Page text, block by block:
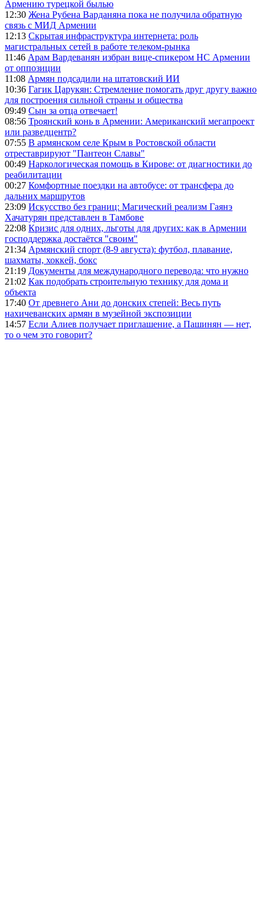
Армению турецкой былью
12:30 Жена Рубена Варданяна пока не получила обратную
связь с МИД Армении
12:13 Скрытая инфраструктура интернета: роль
магистральных сетей в работе телеком-рынка
11:46 Арам Вардеванян избран вице-спикером НС Армении
от оппозиции
11:08 Армян подсадили на штатовский ИИ
10:36 Гагик Царукян: Стремление помогать друг другу важно
для построения сильной страны и общества
09:49 Сын за отца отвечает!
08:56 Троянский конь в Армении: Американский мегапроект
или разведцентр?
07:55 В армянском селе Крым в Ростовской области
отреставрируют "Пантеон Славы"
00:49 Наркологическая помощь в Кирове: от диагностики до
реабилитации
00:27 Комфортные поездки на автобусе: от трансфера до
дальних маршрутов
23:09 Искусство без границ: Магический реализм Гаянэ
Хачатурян представлен в Тамбове
22:08 Кризис для одних, льготы для других: как в Армении
господдержка достаётся "своим"
21:34 Армянский спорт (8-9 августа): футбол, плавание,
шахматы, хоккей, бокс
21:19 Документы для международного перевода: что нужно
21:02 Как подобрать строительную технику для дома и
объекта
17:40 От древнего Ани до донских степей: Весь путь
нахичеванских армян в музейной экспозиции
14:57 Если Алиев получает приглашение, а Пашинян — нет,
то о чем это говорит?